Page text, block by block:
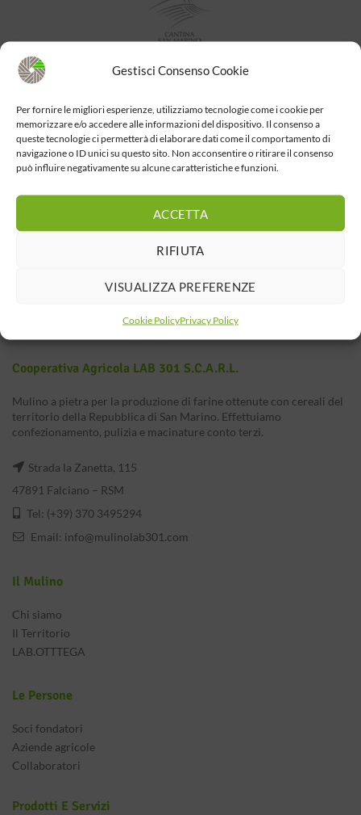
Gestisci Consenso Cookie
Per fornire le migliori esperienze, utilizziamo tecnologie come i cookie per
memorizzare e/o accedere alle informazioni del dispositivo. Il consenso a
queste tecnologie ci permetterà di elaborare dati come il comportamento di
navigazione o ID unici su questo sito. Non acconsentire o ritirare il consenso
può influire negativamente su alcune caratteristiche e funzioni.
ACCETTA
RIFIUTA
VISUALIZZA PREFERENZE
Cookie PolicyPrivacy Policy
Cooperativa Agricola LAB 301 S.c.a.r.l.
Mulino a pietra per la produzione di farine ottenute con cereali del
territorio della Repubblica di San Marino. Effettuiamo
confezionamento, pulizia e macinature conto terzi.
Strada la Zanetta, 115
47891 Falciano – RSM
Tel: (+39) 370 3495294
Email: info@mulinolab301.com
Il Mulino
Chi siamo
Il Territorio
LAB.OTTTEGA
Le Persone
Soci fondatori
Aziende agricole
Collaboratori
Prodotti E Servizi